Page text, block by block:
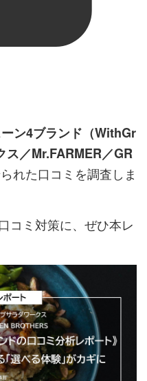
ン4ブランド（WithGr
ス／Mr.FARMER／GR
れた口コミを調査しま
コミ対策に、ぜひ本レ